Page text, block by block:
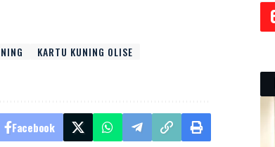
KARTU KUNING OLISE
Facebook